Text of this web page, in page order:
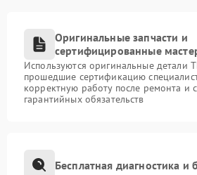
Оригинальные запчасти и
сертифицированные
Используются оригинальные детали
прошедшие сертификацию
корректную работу после ремонта и
гарантийных обязательств
Бесплатная диагностика